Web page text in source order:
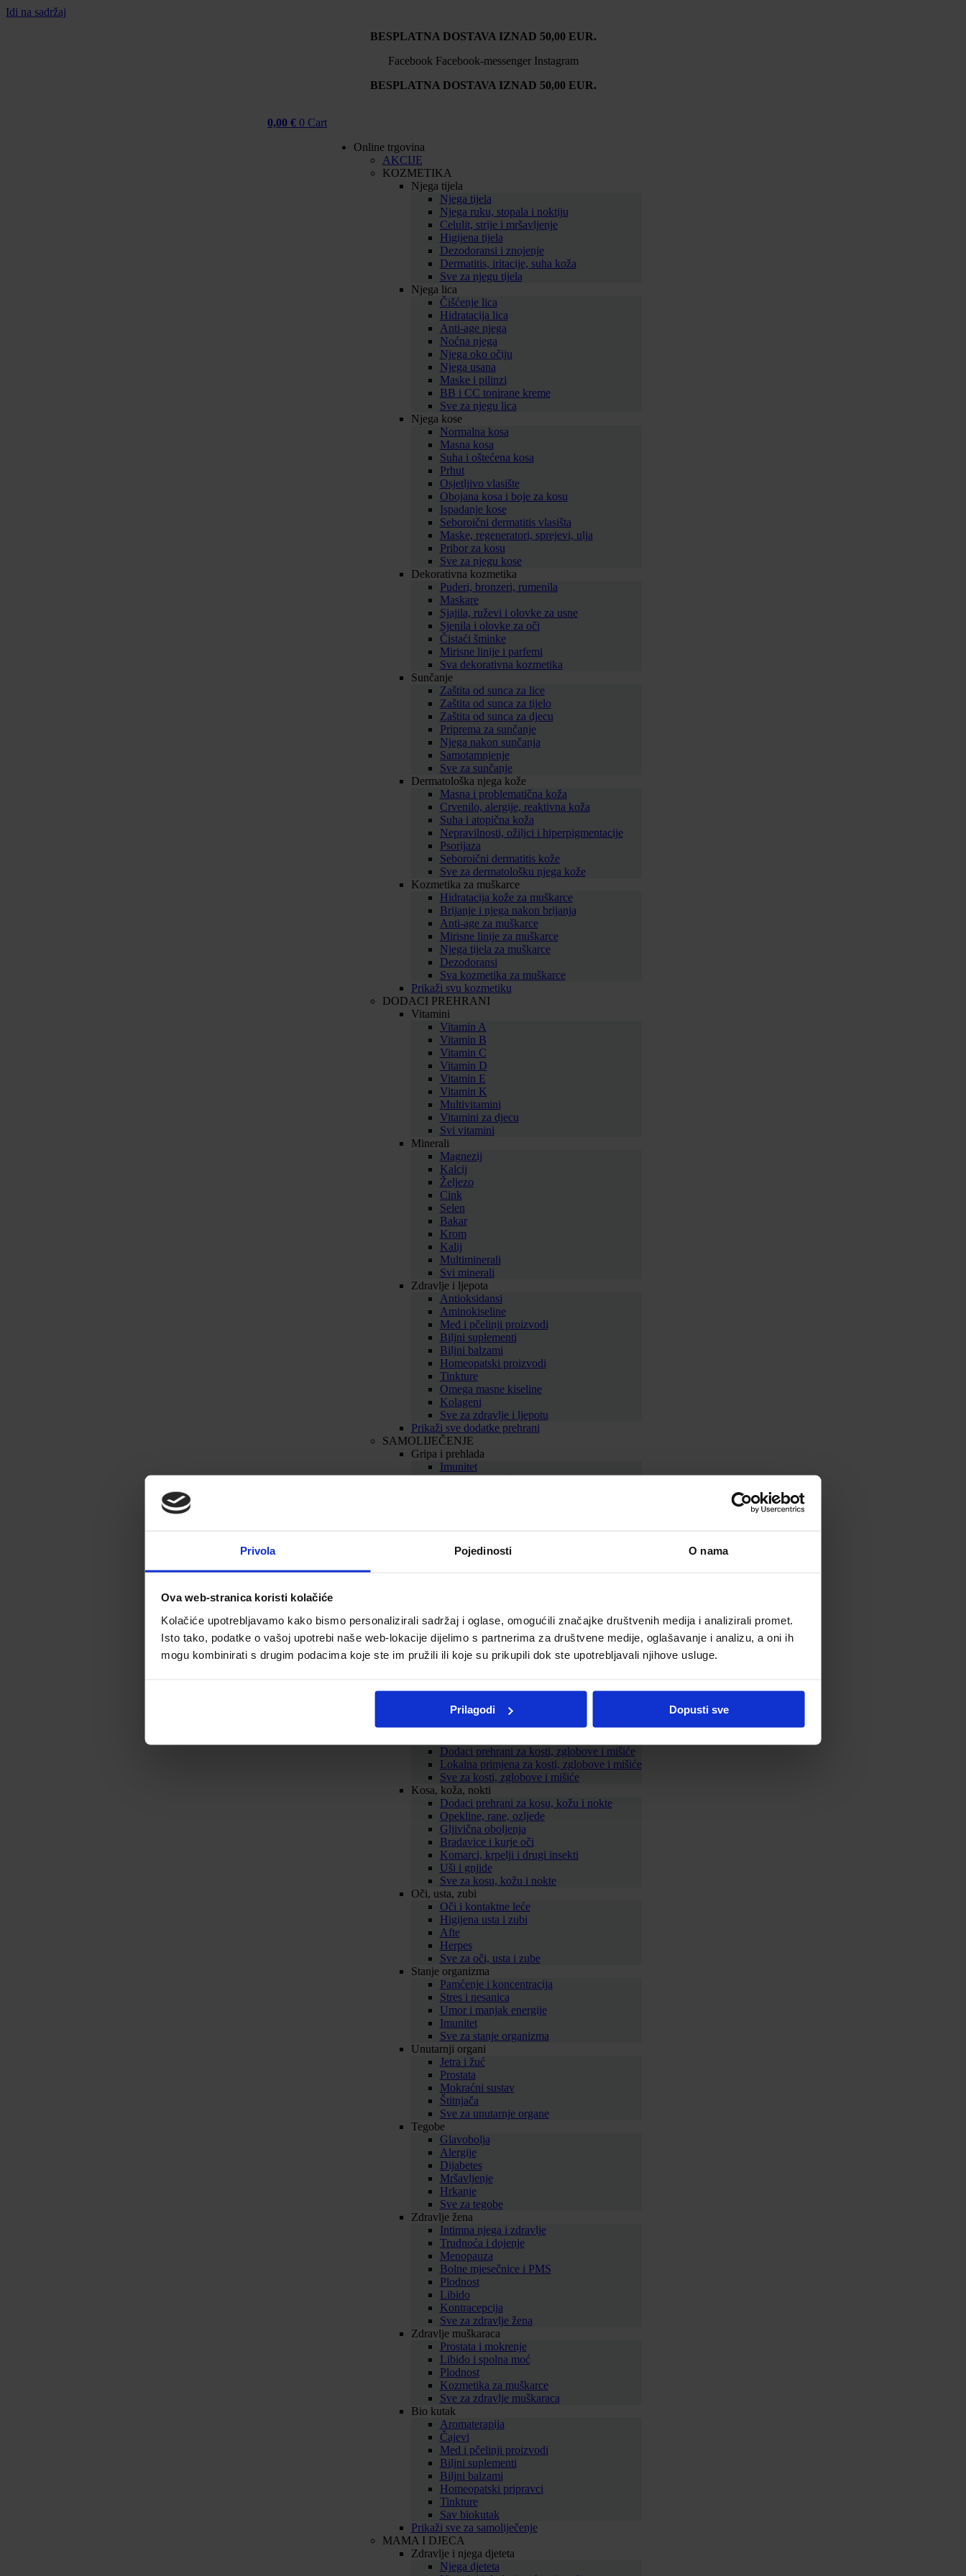
Privola Pojedinosti O nama
Ova web-stranica koristi kolačiće
Kolačiće upotrebljavamo kako bismo personalizirali sadržaj i oglase, omogućili značajke društvenih medija i analizirali promet.
Isto tako, podatke o vašoj upotrebi naše web-lokacije dijelimo s partnerima za društvene medije, oglašavanje i analizu, a oni ih
mogu kombinirati s drugim podacima koje ste im pružili ili koje su prikupili dok ste upotrebljavali njihove usluge.
Prilagodi Dopusti sve
Idi na sadržaj
BESPLATNA DOSTAVA IZNAD 50,00 EUR.
Facebook Facebook-messenger Instagram
BESPLATNA DOSTAVA IZNAD 50,00 EUR.
0,00 € 0 Cart
Online trgovina
AKCIJE
KOZMETIKA
Njega tijela
Njega tijela
Njega ruku, stopala i noktiju
Celulit, strije i mršavljenje
Higijena tijela
Dezodoransi i znojenje
Dermatitis, iritacije, suha koža
Sve za njegu tijela
Njega lica
Čišćenje lica
Hidratacija lica
Anti-age njega
Noćna njega
Njega oko očiju
Njega usana
Maske i pilinzi
BB i CC tonirane kreme
Sve za njegu lica
Njega kose
Normalna kosa
Masna kosa
Suha i oštećena kosa
Prhut
Osjetljivo vlasište
Obojana kosa i boje za kosu
Ispadanje kose
Seboroični dermatitis vlasišta
Maske, regeneratori, sprejevi, ulja
Pribor za kosu
Sve za njegu kose
Dekorativna kozmetika
Puderi, bronzeri, rumenila
Maskare
Sjajila, ruževi i olovke za usne
Sjenila i olovke za oči
Čistaći šminke
Mirisne linije i parfemi
Sva dekorativna kozmetika
Sunčanje
Zaštita od sunca za lice
Zaštita od sunca za tijelo
Zaštita od sunca za djecu
Priprema za sunčanje
Njega nakon sunčanja
Samotamnjenje
Sve za sunčanje
Dermatološka njega kože
Masna i problematična koža
Crvenilo, alergije, reaktivna koža
Suha i atopična koža
Nepravilnosti, ožiljci i hiperpigmentacije
Psorijaza
Seboroični dermatitis kože
Sve za dermatološku njega kože
Kozmetika za muškarce
Hidratacija kože za muškarce
Brijanje i njega nakon brijanja
Anti-age za muškarce
Mirisne linije za muškarce
Njega tijela za muškarce
Dezodoransi
Sva kozmetika za muškarce
Prikaži svu kozmetiku
DODACI PREHRANI
Vitamini
Vitamin A
Vitamin B
Vitamin C
Vitamin D
Vitamin E
Vitamin K
Multivitamini
Vitamini za djecu
Svi vitamini
Minerali
Magnezij
Kalcij
Željezo
Cink
Selen
Bakar
Krom
Kalij
Multiminerali
Svi minerali
Zdravlje i ljepota
Antioksidansi
Aminokiseline
Med i pčelinji proizvodi
Biljni suplementi
Biljni balzami
Homeopatski proizvodi
Tinkture
Omega masne kiseline
Kolageni
Sve za zdravlje i ljepotu
Prikaži sve dodatke prehrani
SAMOLIJEČENJE
Gripa i prehlada
Imunitet
Bolno grlo i kašalj
Srce
Cirkulacija
Probava
Želučane tegobe
Zatvor
Proljev
ORS
Sve za probavu
Dodaci prehrani za kosti, zglobove i mišiće
Lokalna primjena za kosti, zglobove i mišiće
Sve za kosti, zglobove i mišiće
Kosa, koža, nokti
Dodaci prehrani za kosu, kožu i nokte
Opekline, rane, ozljede
Gljivična oboljenja
Bradavice i kurje oči
Komarci, krpelji i drugi insekti
Uši i gnjide
Sve za kosu, kožu i nokte
Oči, usta, zubi
Oči i kontaktne leće
Higijena usta i zubi
Afte
Herpes
Sve za oči, usta i zube
Stanje organizma
Pamćenje i koncentracija
Stres i nesanica
Umor i manjak energije
Imunitet
Sve za stanje organizma
Unutarnji organi
Jetra i žuć
Prostata
Mokraćni sustav
Štitnjača
Sve za unutarnje organe
Tegobe
Glavobolja
Alergije
Dijabetes
Mršavljenje
Hrkanje
Sve za tegobe
Zdravlje žena
Intimna njega i zdravlje
Trudnoća i dojenje
Menopauza
Bolne mjesečnice i PMS
Plodnost
Libido
Kontracepcija
Sve za zdravlje žena
Zdravlje muškaraca
Prostata i mokrenje
Libido i spolna moć
Plodnost
Kozmetika za muškarce
Sve za zdravlje muškaraca
Bio kutak
Aromaterapija
Čajevi
Med i pčelinji proizvodi
Biljni suplementi
Biljni balzami
Homeopatski pripravci
Tinkture
Sav biokutak
Prikaži sve za samoliječenje
MAMA I DJECA
Zdravlje i njega djeteta
Njega djeteta